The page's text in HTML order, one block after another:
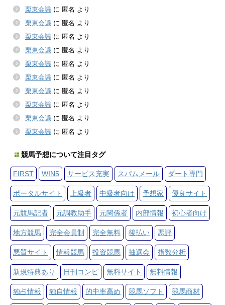
栗東会議 に 匿名 より
栗東会議 に 匿名 より
栗東会議 に 匿名 より
栗東会議 に 匿名 より
栗東会議 に 匿名 より
栗東会議 に 匿名 より
栗東会議 に 匿名 より
栗東会議 に 匿名 より
栗東会議 に 匿名 より
栗東会議 に 匿名 より
競馬予想について注目タグ
FIRST WIN5 サービス充実 スパムメール ダート専門
ポータルサイト 上級者 中級者向け 予想家 優良サイト
元競馬記者 元調教助手 元関係者 内部情報 初心者向け
地方競馬 完全会員制 完全無料 後払い 悪評
悪質サイト 情報競馬 投資競馬 抽選会 指数分析
新規特典あり 日刊コンピ 無料サイト 無料情報
独占情報 独自情報 的中率高め 競馬ソフト 競馬商材